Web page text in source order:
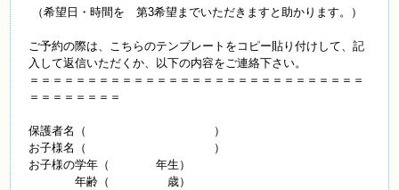
（希望日・時間を 第3希望までいただきますと助かります。）
ご予約の際は、こちらのテンプレートをコピー貼り付けして、記
入して返信いただくか、以下の内容をご連絡下さい。
＝＝＝＝＝＝＝＝＝＝＝＝＝＝＝＝＝＝＝＝＝＝＝＝＝＝＝＝＝
＝＝＝＝＝＝＝＝
保護者名（ ）
お子様名（ ）
お子様の学年（ 年生）
年齢（ 歳）